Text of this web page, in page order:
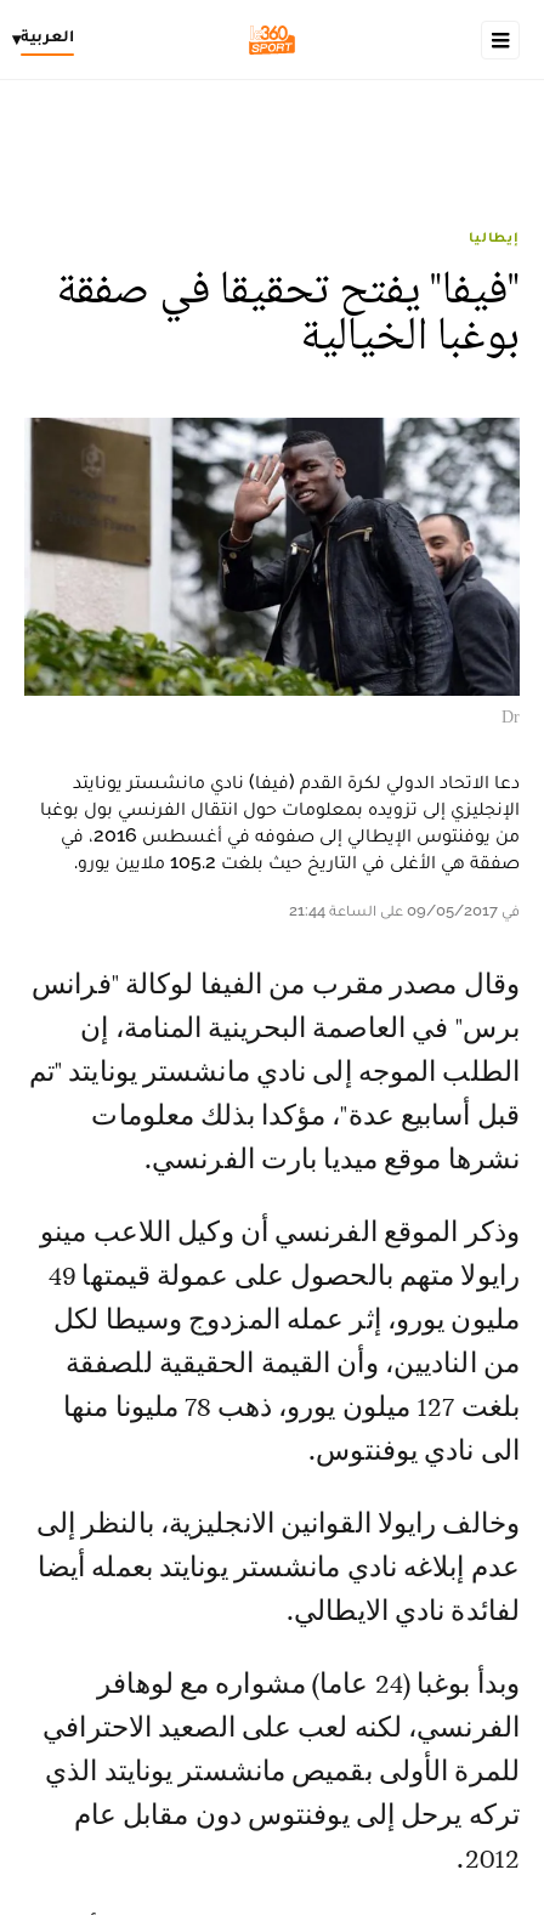
العربية▾
إيطاليا
"فيفا" يفتح تحقيقا في صفقة
بوغبا الخيالية
Dr
دعا الاتحاد الدولي لكرة القدم (فيفا) نادي مانشستر يونايتد
الإنجليزي إلى تزويده بمعلومات حول انتقال الفرنسي بول بوغبا
من يوفنتوس الإيطالي إلى صفوفه في أغسطس 2016، في
صفقة هي الأغلى في التاريخ حيث بلغت 105.2 ملايين يورو.
في 09/05/2017 على الساعة 21:44
وقال مصدر مقرب من الفيفا لوكالة "فرانس
برس" في العاصمة البحرينية المنامة، إن
الطلب الموجه إلى نادي مانشستر يونايتد "تم
قبل أسابيع عدة"، مؤكدا بذلك معلومات
نشرها موقع ميديا بارت الفرنسي.
وذكر الموقع الفرنسي أن وكيل اللاعب مينو
رايولا متهم بالحصول على عمولة قيمتها 49
مليون يورو، إثر عمله المزدوج وسيطا لكل
من الناديين، وأن القيمة الحقيقية للصفقة
بلغت 127 ميلون يورو، ذهب 78 مليونا منها
الى نادي يوفنتوس.
وخالف رايولا القوانين الانجليزية، بالنظر إلى
عدم إبلاغه نادي مانشستر يونايتد بعمله أيضا
لفائدة نادي الايطالي.
وبدأ بوغبا (24 عاما) مشواره مع لوهافر
الفرنسي، لكنه لعب على الصعيد الاحترافي
للمرة الأولى بقميص مانشستر يونايتد الذي
تركه يرحل إلى يوفنتوس دون مقابل عام
2012.